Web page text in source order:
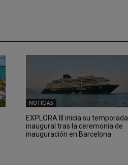
NOTICIAS
EXPLORA III inicia su temporada
inaugural tras la ceremonia de
inauguración en Barcelona